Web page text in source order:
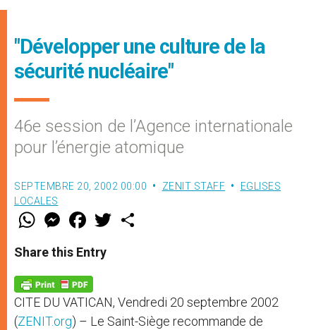
"Développer une culture de la
sécurité nucléaire"
46e session de l’Agence internationale
pour l’énergie atomique
SEPTEMBRE 20, 2002 00:00 ZENIT STAFF
EGLISES
LOCALES
W
t
s
p
p
M
e
s
e
g
e
r
F
a
e
b
o
k
w
Share this Entry
CITE DU VATICAN, Vendredi 20 septembre 2002
(ZENIT.org) – Le Saint-Siège recommande de